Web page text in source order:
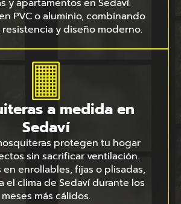
y apartamentos en Sedaví.
PVC o aluminio, combinando
y diseño moderno.
a medida en
Sedaví
protegen tu hogar
sin sacrificar ventilación.
enrollables, fijas o plisadas,
el clima de Sedaví durante los
meses más cálidos.